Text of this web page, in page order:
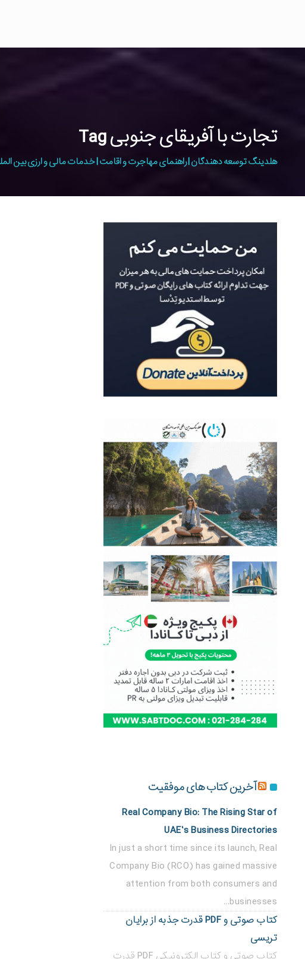
تجارت با آفریقای جنوبی Tag
هلدینگ توسعه دهندگان | راهنمای مهاجرت و اقامت | خدمات مالی و ارزی بین
آخرین کتاب های موفقیت
Real Company Bio: The Rising Star of
UAE’s Business Directories
In just a short time since its launch, Real
Company Bio (RCO) has gained massive
attention from both consumers and
businesses...
کتاب صوتی و PDF قدرت جذبه از برایان
تریسی
کتاب صوتی و کتاب الکترونیکی PDF قدرت